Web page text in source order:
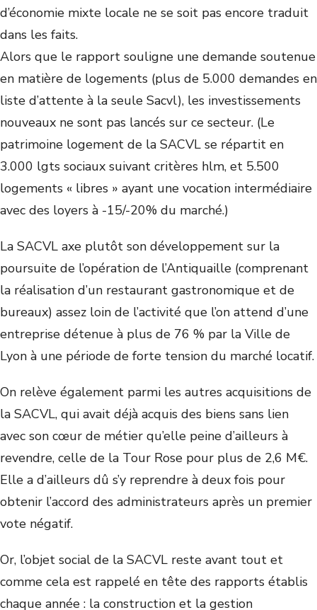
d’économie mixte locale ne se soit pas encore traduit
dans les faits.
Alors que le rapport souligne une demande soutenue
en matière de logements (plus de 5.000 demandes en
liste d’attente à la seule Sacvl), les investissements
nouveaux ne sont pas lancés sur ce secteur. (Le
patrimoine logement de la SACVL se répartit en
3.000 lgts sociaux suivant critères hlm, et 5.500
logements « libres » ayant une vocation intermédiaire
avec des loyers à -15/-20% du marché.)
La SACVL axe plutôt son développement sur la
poursuite de l’opération de l’Antiquaille (comprenant
la réalisation d’un restaurant gastronomique et de
bureaux) assez loin de l’activité que l’on attend d’une
entreprise détenue à plus de 76 % par la Ville de
Lyon à une période de forte tension du marché locatif.
On relève également parmi les autres acquisitions de
la SACVL, qui avait déjà acquis des biens sans lien
avec son cœur de métier qu’elle peine d’ailleurs à
revendre, celle de la Tour Rose pour plus de 2,6 M€.
Elle a d’ailleurs dû s’y reprendre à deux fois pour
obtenir l’accord des administrateurs après un premier
vote négatif.
Or, l’objet social de la SACVL reste avant tout et
comme cela est rappelé en tête des rapports établis
chaque année : la construction et la gestion